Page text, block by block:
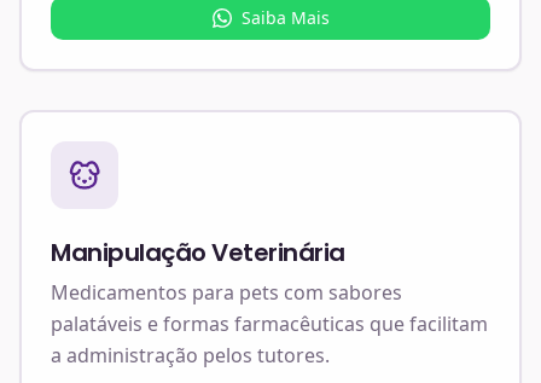
Saiba Mais
Manipulação Veterinária
Medicamentos para pets com sabores
palatáveis e formas farmacêuticas que facilitam
a administração pelos tutores.